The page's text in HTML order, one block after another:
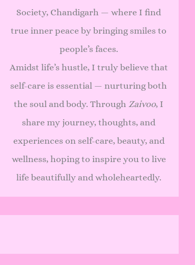
Society, Chandigarh — where I find
true inner peace by bringing smiles to
people’s faces.
Amidst life’s hustle, I truly believe that
self-care is essential — nurturing both
the soul and body. Through Zaivoo, I
share my journey, thoughts, and
experiences on self-care, beauty, and
wellness, hoping to inspire you to live
life beautifully and wholeheartedly.